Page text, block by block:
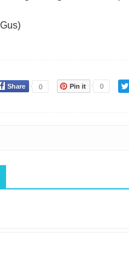
Share 0 Pin it 0